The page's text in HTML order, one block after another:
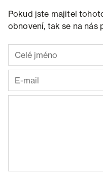
Pokud jste majitel
obnovení, tak se na nás